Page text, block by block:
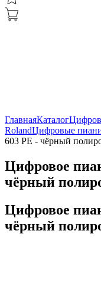
ГлавнаяКаталог
RolandЦифровые
603 PE - чёрный
Цифровое
чёрный
Цифровое
чёрный